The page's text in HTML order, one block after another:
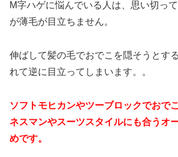
M字ハゲに悩んでいる人は、思い切っ
が薄毛が目立ちません。
伸ばして髪の毛でおでこを隠そうとす
れて逆に目立ってしまいます。。
ソフトモヒカンやツーブロックでおで
ネスマンやスーツスタイルにも合うオ
めです。